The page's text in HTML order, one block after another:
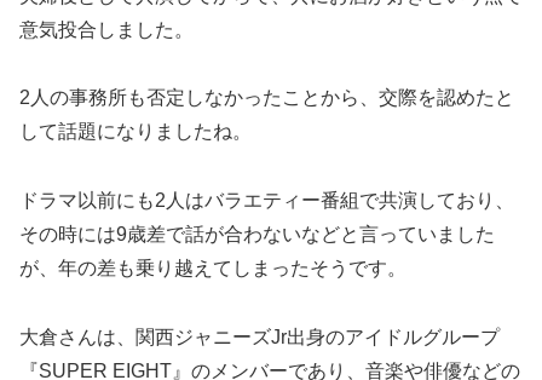
意気投合しました。
2人の事務所も否定しなかったことから、交際を認めたと
して話題になりましたね。
ドラマ以前にも2人はバラエティー番組で共演しており、
その時には9歳差で話が合わないなどと言っていました
が、年の差も乗り越えてしまったそうです。
大倉さんは、関西ジャニーズJr出身のアイドルグループ
『SUPER EIGHT』のメンバーであり、音楽や俳優などの